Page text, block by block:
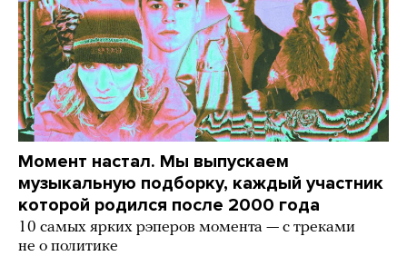
Момент настал. Мы выпускаем
музыкальную подборку, каждый участник
которой родился после 2000 года
10 самых ярких рэперов момента — с треками
не о политике